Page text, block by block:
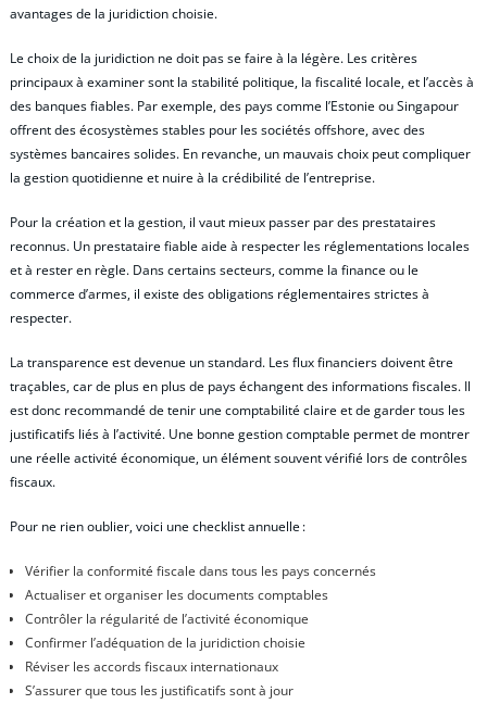
avantages de la juridiction choisie.
Le choix de la juridiction ne doit pas se faire à la légère. Les critères
principaux à examiner sont la stabilité politique, la fiscalité locale, et l’accès à
des banques fiables. Par exemple, des pays comme l’Estonie ou Singapour
offrent des écosystèmes stables pour les sociétés offshore, avec des
systèmes bancaires solides. En revanche, un mauvais choix peut compliquer
la gestion quotidienne et nuire à la crédibilité de l’entreprise.
Pour la création et la gestion, il vaut mieux passer par des prestataires
reconnus. Un prestataire fiable aide à respecter les réglementations locales
et à rester en règle. Dans certains secteurs, comme la finance ou le
commerce d’armes, il existe des obligations réglementaires strictes à
respecter.
La transparence est devenue un standard. Les flux financiers doivent être
traçables, car de plus en plus de pays échangent des informations fiscales. Il
est donc recommandé de tenir une comptabilité claire et de garder tous les
justificatifs liés à l’activité. Une bonne gestion comptable permet de montrer
une réelle activité économique, un élément souvent vérifié lors de contrôles
fiscaux.
Pour ne rien oublier, voici une checklist annuelle :
Vérifier la conformité fiscale dans tous les pays concernés
Actualiser et organiser les documents comptables
Contrôler la régularité de l’activité économique
Confirmer l’adéquation de la juridiction choisie
Réviser les accords fiscaux internationaux
S’assurer que tous les justificatifs sont à jour